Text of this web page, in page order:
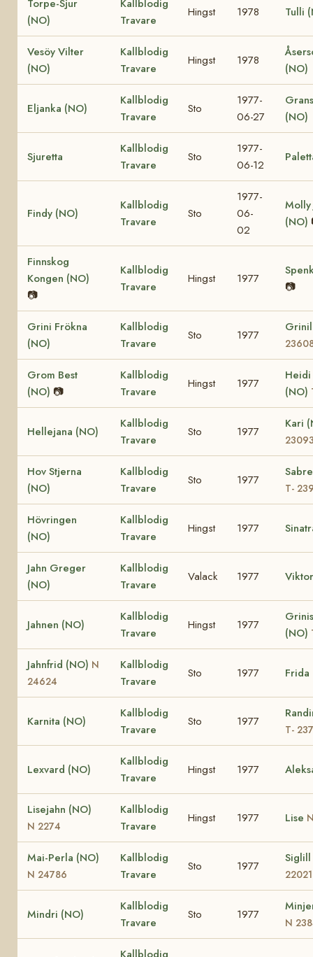
Torpe-Sjur
(NO)
Kallblodig
Travare
Hingst 1978 Tulli
Vesöy Vilter
(NO)
Kallblodig
Travare
Hingst 1978
(NO)
Eljanka (NO)
Kallblodig
Travare
Sto
1977-
06-27
(NO)
Sjuretta
Kallblodig
Travare
Sto
1977-
06-12
Findy (NO)
Kallblodig
Travare
Sto
1977-
06-
02
Molly
(NO)
Finnskog
Kongen (NO)
📷
Kallblodig
Travare
Hingst 1977
📷
Grini Frökna
(NO)
Kallblodig
Travare
Sto 1977
Grom Best
(NO) 📷
Kallblodig
Travare
Hingst 1977
Heidi
(NO)
Hellejana (NO)
Kallblodig
Travare
Sto 1977
Kari
Hov Stjerna
(NO)
Kallblodig
Travare
Sto 1977
T-
Hövringen
(NO)
Kallblodig
Travare
Hingst 1977
Jahn Greger
(NO)
Kallblodig
Travare
Valack 1977
Jahnen (NO)
Kallblodig
Travare
Hingst 1977
(NO)
Jahnfrid (NO) N
24624
Kallblodig
Travare
Sto 1977 Frida
Karnita (NO)
Kallblodig
Travare
Sto 1977
T-
Lexvard (NO)
Kallblodig
Travare
Hingst 1977
Lisejahn (NO)
N 2274
Kallblodig
Travare
Hingst 1977 Lise
Mai-Perla (NO)
N 24786
Kallblodig
Travare
Sto 1977
22021
Mindri (NO)
Kallblodig
Travare
Sto 1977
N
Kallblodig